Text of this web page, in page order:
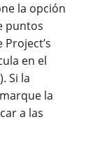
la opción
puntos
en el
Si la
la
a las